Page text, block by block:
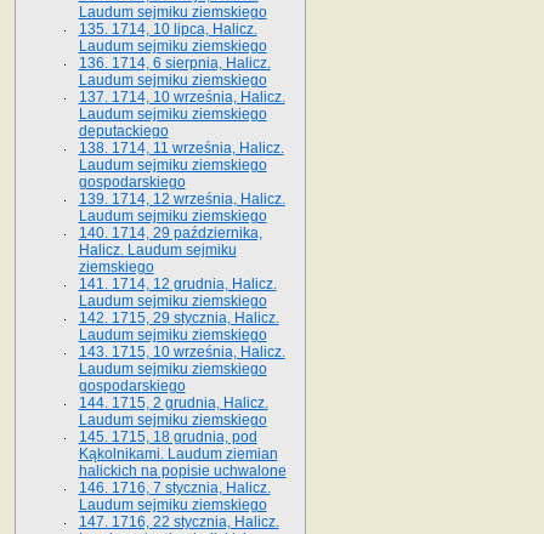
Laudum sejmiku ziemskiego
135. 1714, 10 lipca, Halicz.
Laudum sejmiku ziemskiego
136. 1714, 6 sierpnia, Halicz.
Laudum sejmiku ziemskiego
137. 1714, 10 września, Halicz.
Laudum sejmiku ziemskiego
deputackiego
138. 1714, 11 września, Halicz.
Laudum sejmiku ziemskiego
gospodarskiego
139. 1714, 12 września, Halicz.
Laudum sejmiku ziemskiego
140. 1714, 29 października,
Halicz. Laudum sejmiku
ziemskiego
141. 1714, 12 grudnia, Halicz.
Laudum sejmiku ziemskiego
142. 1715, 29 stycznia, Halicz.
Laudum sejmiku ziemskiego
143. 1715, 10 września, Halicz.
Laudum sejmiku ziemskiego
gospodarskiego
144. 1715, 2 grudnia, Halicz.
Laudum sejmiku ziemskiego
145. 1715, 18 grudnia, pod
Kąkolnikami. Laudum ziemian
halickich na popisie uchwalone
146. 1716, 7 stycznia, Halicz.
Laudum sejmiku ziemskiego
147. 1716, 22 stycznia, Halicz.